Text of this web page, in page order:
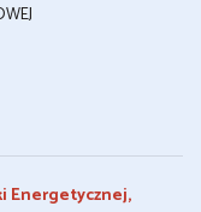
Energetycznej,